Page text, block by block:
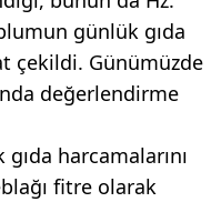
günlük gıda
çekildi. Günümüzde
değerlendirme
harcamalarını
fitre olarak